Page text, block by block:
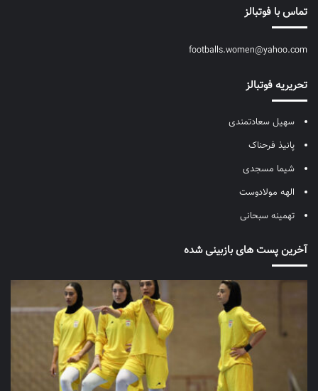
تماس با فوتبالز
footballs.women@yahoo.com
تحریریه فوتبالز
سهیل سعادتمندی
پانیذ فرحناک
شیما مسجدی
الهه مولادوست
تهمینه سبحانی
آخرین پست های بازبینی شده